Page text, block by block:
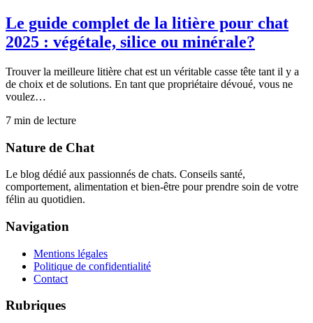
Le guide complet de la litière pour chat
2025 : végétale, silice ou minérale?
Trouver la meilleure litière chat est un véritable casse tête tant il y a
de choix et de solutions. En tant que propriétaire dévoué, vous ne
voulez…
7 min de lecture
Nature de Chat
Le blog dédié aux passionnés de chats. Conseils santé,
comportement, alimentation et bien-être pour prendre soin de votre
félin au quotidien.
Navigation
Mentions légales
Politique de confidentialité
Contact
Rubriques